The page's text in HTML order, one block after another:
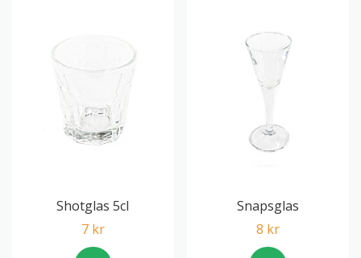
Shotglas 5cl
7 kr
Snapsglas
8 kr